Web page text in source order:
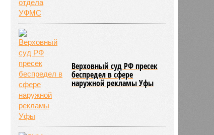
Верховный суд РФ пресек
беспредел в сфере
наружной рекламы Уфы